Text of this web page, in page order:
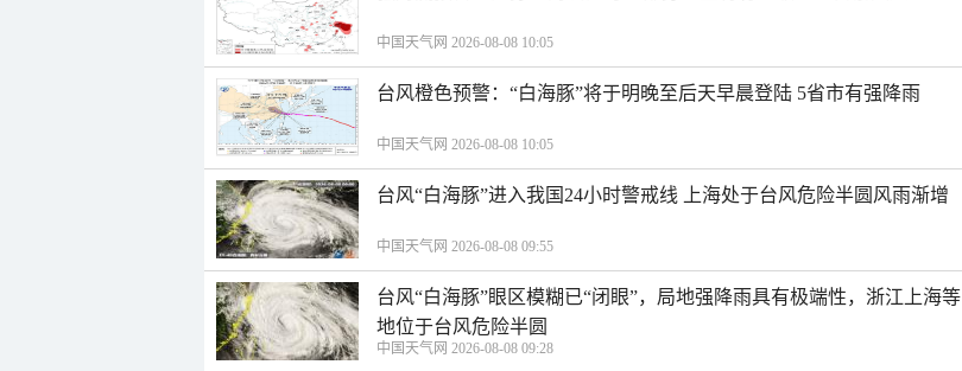
中国天气网 2026-08-08 10:05
台风橙色预警：“白海豚”将于明晚至后天早晨登陆 5省市有强降雨
中国天气网 2026-08-08 10:05
台风“白海豚”进入我国24小时警戒线 上海处于台风危险半圆风雨渐增
中国天气网 2026-08-08 09:55
台风“白海豚”眼区模糊已“闭眼”，局地强降雨具有极端性，浙江上海等
地位于台风危险半圆
中国天气网 2026-08-08 09:28